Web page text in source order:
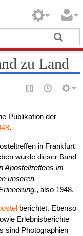
zu Land
Publikation der
.
in Frankfurt
wurde dieser Band
Aposteltreffens im
unseren
, also 1948.
berichtet. Ebenso
Erlebnisberichte
sind Photographien